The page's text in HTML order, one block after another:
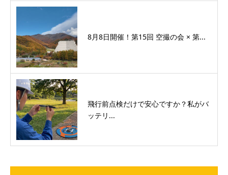
8月8日開催！第15回 空撮の会 × 第...
飛行前点検だけで安心ですか？私がバ
ッテリ...